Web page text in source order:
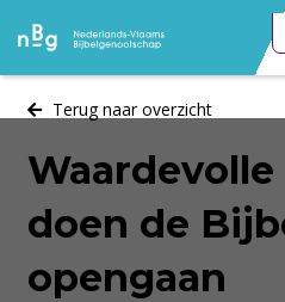
Terug naar overzicht
doen de
opengaan